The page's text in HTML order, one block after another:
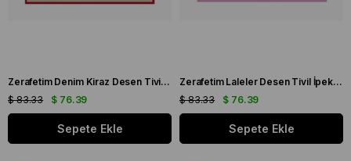
Zerafetim Denim Kiraz Desen Tivil İpek Eşarp
$ 76.39
$ 83.33
Sepete Ekle
Zerafetim Laleler Desen Tivil İpek Eşarp
$ 76.39
$ 83.33
Sepete Ekle